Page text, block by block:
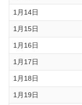
1月14日
1月15日
1月16日
1月17日
1月18日
1月19日